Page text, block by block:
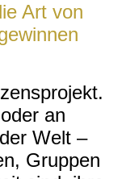
Art von
an
Welt –
Gruppen